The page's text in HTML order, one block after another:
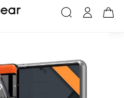
6 Prem's